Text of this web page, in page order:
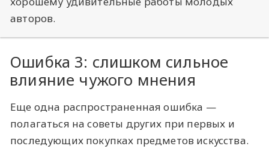
авторов.
Ошибка 3: слишком сильное
влияние чужого мнения
Еще одна распространенная ошибка —
полагаться на советы других при первых и
последующих покупках предметов искусства.